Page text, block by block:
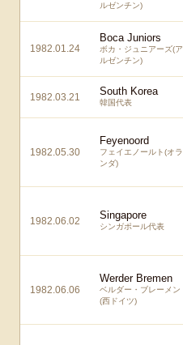
ルゼンチン)
1982.01.24
Boca Juniors
ボカ・ジュニアーズ(ア
ルゼンチン)
1982.03.21 South Korea
韓国代表
1982.05.30
Feyenoord
フェイエノールト(オラ
ンダ)
1982.06.02 Singapore
シンガポール代表
1982.06.06
Werder Bremen
ベルダー・ブレーメン
(西ドイツ)